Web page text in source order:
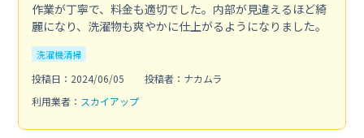
作業が丁寧で、料金も適切でした。内部が見違えるほど綺
麗になり、洗濯物も爽やかに仕上がるようになりました。
洗濯機清掃
投稿日：2024/06/05
投稿者：ナカムラ
利用業者： スカイアップ